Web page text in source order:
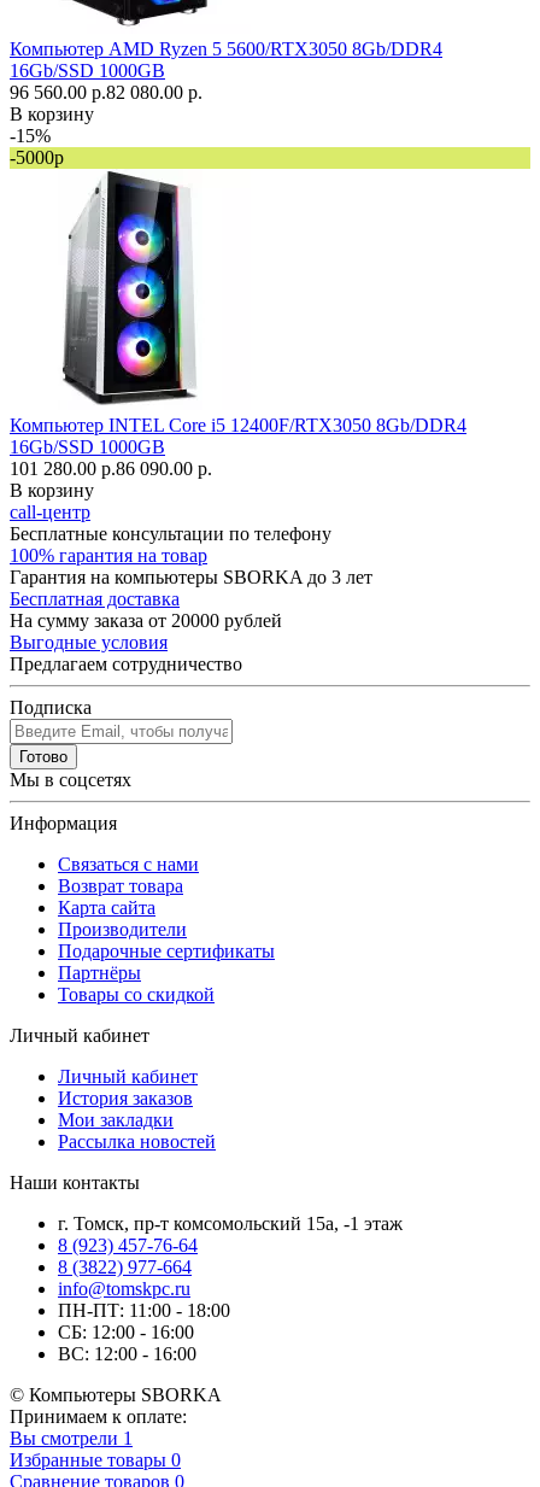
Компьютер AMD Ryzen 5 5600/RTX3050 8Gb/DDR4
16Gb/SSD 1000GB
96 560.00 р.82 080.00 р.
В корзину
-15%
-5000р
Компьютер INTEL Core i5 12400F/RTX3050 8Gb/DDR4
16Gb/SSD 1000GB
101 280.00 р.86 090.00 р.
В корзину
call-центр
Бесплатные консультации по телефону
100% гарантия на товар
Гарантия на компьютеры SBORKA до 3 лет
Бесплатная доставка
На сумму заказа от 20000 рублей
Выгодные условия
Предлагаем сотрудничество
Подписка
Готово
Мы в соцсетях
Информация
Связаться с нами
Возврат товара
Карта сайта
Производители
Подарочные сертификаты
Партнёры
Товары со скидкой
Личный кабинет
Личный кабинет
История заказов
Мои закладки
Рассылка новостей
Наши контакты
г. Томск, пр-т комсомольский 15а, -1 этаж
8 (923) 457-76-64
8 (3822) 977-664
info@tomskpc.ru
ПН-ПТ: 11:00 - 18:00
СБ: 12:00 - 16:00
ВС: 12:00 - 16:00
© Компьютеры SBORKA
Принимаем к оплате:
Вы смотрели 1
Избранные товары 0
Сравнение товаров 0